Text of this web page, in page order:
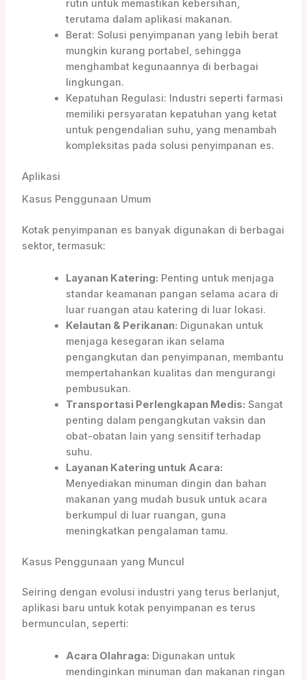
rutin untuk memastikan kebersihan,
terutama dalam aplikasi makanan.
Berat: Solusi penyimpanan yang lebih berat
mungkin kurang portabel, sehingga
menghambat kegunaannya di berbagai
lingkungan.
Kepatuhan Regulasi: Industri seperti farmasi
memiliki persyaratan kepatuhan yang ketat
untuk pengendalian suhu, yang menambah
kompleksitas pada solusi penyimpanan es.
Aplikasi
Kasus Penggunaan Umum
Kotak penyimpanan es banyak digunakan di berbagai
sektor, termasuk:
Layanan Katering: Penting untuk menjaga
standar keamanan pangan selama acara di
luar ruangan atau katering di luar lokasi.
Kelautan & Perikanan: Digunakan untuk
menjaga kesegaran ikan selama
pengangkutan dan penyimpanan, membantu
mempertahankan kualitas dan mengurangi
pembusukan.
Transportasi Perlengkapan Medis: Sangat
penting dalam pengangkutan vaksin dan
obat-obatan lain yang sensitif terhadap
suhu.
Layanan Katering untuk Acara:
Menyediakan minuman dingin dan bahan
makanan yang mudah busuk untuk acara
berkumpul di luar ruangan, guna
meningkatkan pengalaman tamu.
Kasus Penggunaan yang Muncul
Seiring dengan evolusi industri yang terus berlanjut,
aplikasi baru untuk kotak penyimpanan es terus
bermunculan, seperti:
Acara Olahraga: Digunakan untuk
mendinginkan minuman dan makanan ringan